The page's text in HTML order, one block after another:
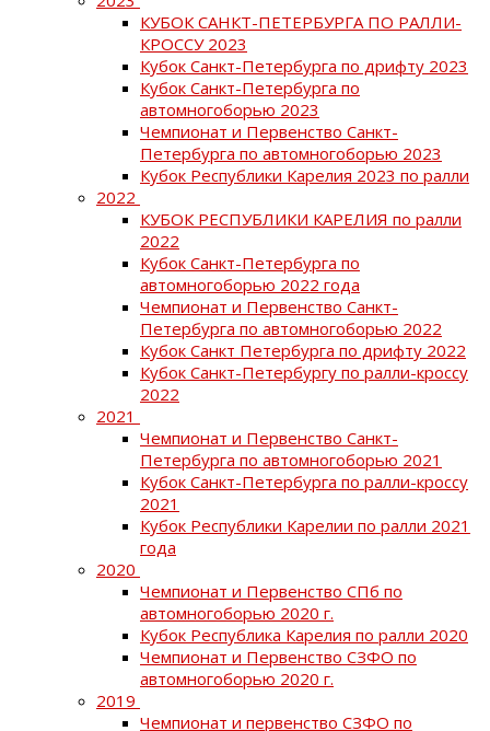
КУБОК САНКТ-ПЕТЕРБУРГА ПО РАЛЛИ-
КРОССУ 2023
Кубок Санкт-Петербурга по дрифту 2023
Кубок Санкт-Петербурга по
автомногоборью 2023
Чемпионат и Первенство Санкт-
Петербурга по автомногоборью 2023
Кубок Республики Карелия 2023 по ралли
2022
КУБОК РЕСПУБЛИКИ КАРЕЛИЯ по ралли
2022
Кубок Санкт-Петербурга по
автомногоборью 2022 года
Чемпионат и Первенство Санкт-
Петербурга по автомногоборью 2022
Кубок Санкт Петербурга по дрифту 2022
Кубок Санкт-Петербургу по ралли-кроссу
2022
2021
Чемпионат и Первенство Санкт-
Петербурга по автомногоборью 2021
Кубок Санкт-Петербурга по ралли-кроссу
2021
Кубок Республики Карелии по ралли 2021
года
2020
Чемпионат и Первенство СПб по
автомногоборью 2020 г.
Кубок Республика Карелия по ралли 2020
Чемпионат и Первенство СЗФО по
автомногоборью 2020 г.
2019
Чемпионат и первенство СЗФО по